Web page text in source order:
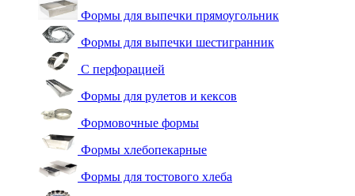
Формы для выпечки прямоугольник
Формы для выпечки шестигранник
С перфорацией
Формы для рулетов и кексов
Формовочные формы
Формы хлебопекарные
Формы для тостового хлеба